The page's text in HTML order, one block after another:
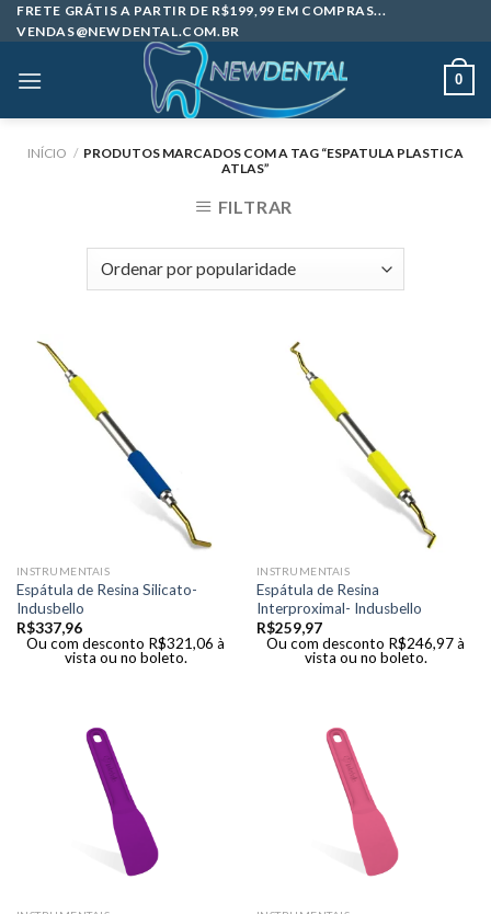
Skip
to
FRETE GRÁTIS A PARTIR DE R$199,99 EM COMPRAS...
VENDAS@NEWDENTAL.COM.BR
0
INÍCIO / PRODUTOS MARCADOS COM A TAG “ESPATULA PLASTICA
ATLAS”
FILTRAR
INSTRUMENTAIS
Espátula de Resina Silicato-
Indusbello
R$337,96
Ou com desconto R$321,06 à
vista ou no boleto.
INSTRUMENTAIS
Espátula de Resina
Interproximal- Indusbello
R$259,97
Ou com desconto R$246,97à
vista ou no boleto.